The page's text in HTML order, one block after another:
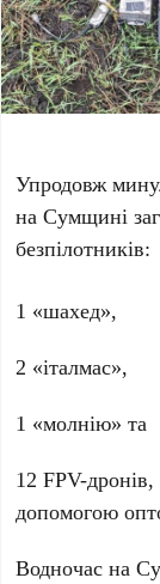
Упродовж
на Сумщині
безпілотників:
1 «шахед»,
2 «італмас»,
1 «молнію» та
12 FPV-
допомогою
Водночас на